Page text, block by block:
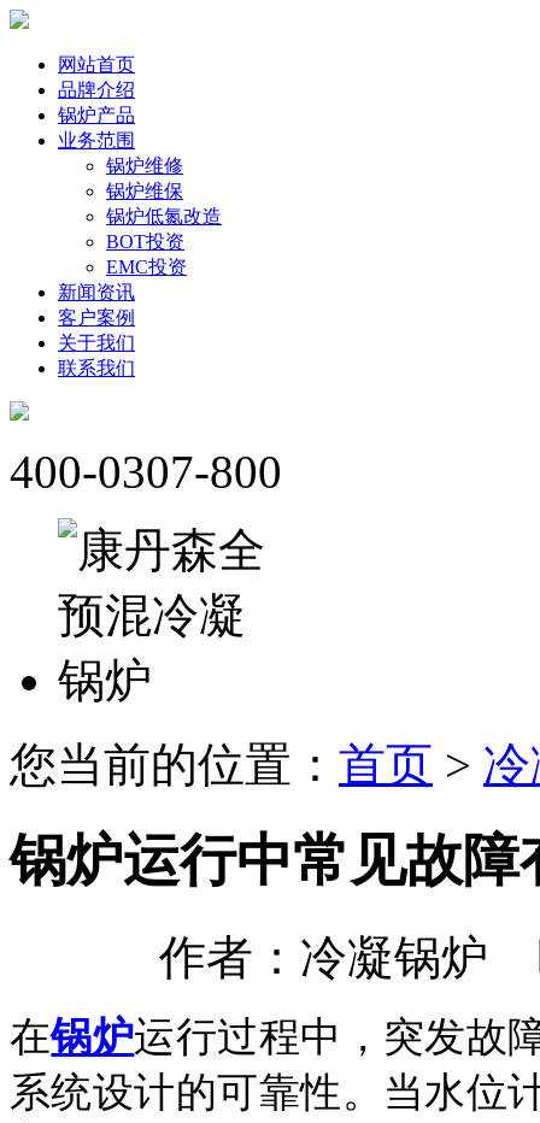
网站首页
品牌介绍
锅炉产品
业务范围
锅炉维修
锅炉维保
锅炉低氮改造
BOT投资
EMC投资
新闻资讯
客户案例
关于我们
联系我们
400-0307-800
您当前的位置： 首页 >
锅炉运行中常见故
作者：冷凝锅炉
在锅炉运行过程中，突发故
系统设计的可靠性。当水位